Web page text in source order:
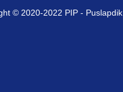
© 2020-2022 PIP - Puslapdik